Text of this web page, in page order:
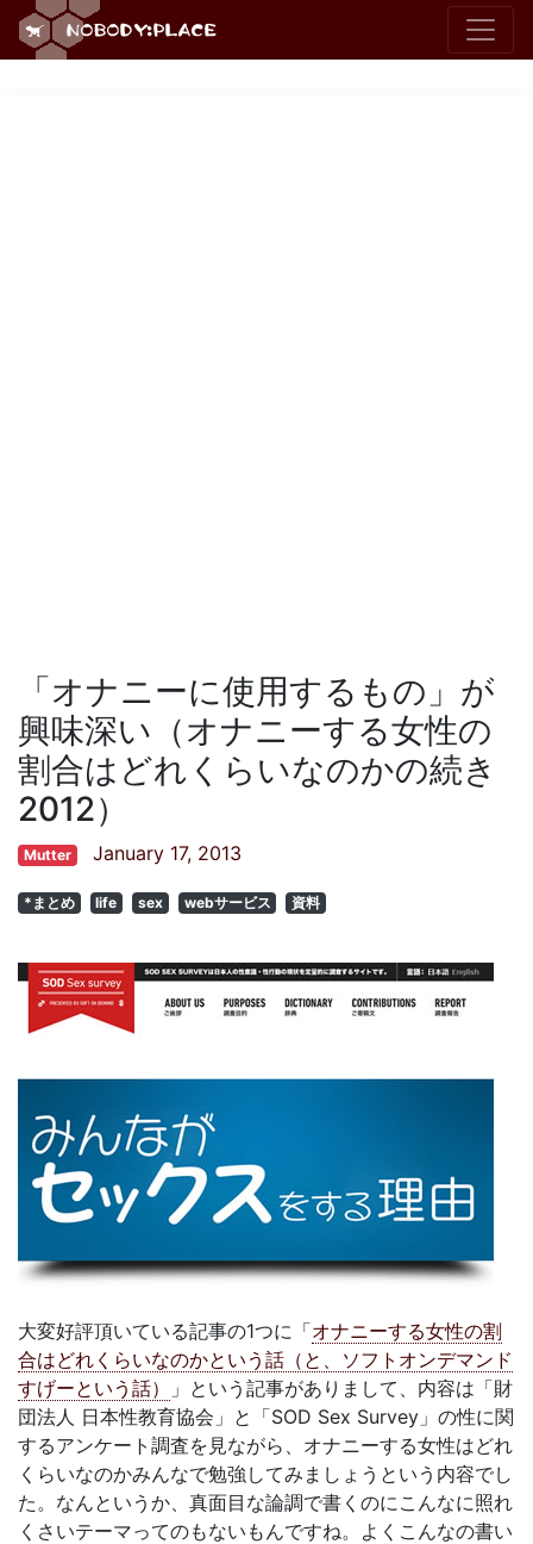
「オナニーに使用するもの」が
興味深い（オナニーする女性の
割合はどれくらいなのかの続き
2012）
Mutter January 17, 2013
*まとめ life sex webサービス 資料
大変好評頂いている記事の1つに「オナニーする女性の割
合はどれくらいなのかという話（と、ソフトオンデマンド
すげーという話）
」という記事がありまして、内容は「財
団法人 日本性教育協会」と「SOD Sex Survey」の性に関
するアンケート調査を見ながら、オナニーする女性はどれ
くらいなのかみんなで勉強してみましょうという内容でし
た。なんというか、真面目な論調で書くのにこんなに照れ
くさいテーマってのもないもんですね。よくこんなの書い